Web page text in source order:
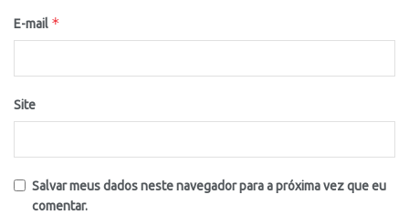
E-mail *
Site
Salvar meus dados neste navegador para a próxima vez que eu
comentar.